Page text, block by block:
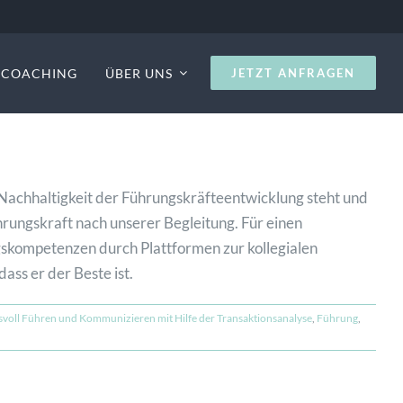
COACHING ÜBER UNS JETZT ANFRAGEN
der Führungskräfteentwicklung steht und
nach unserer Begleitung. Für einen
durch Plattformen zur kollegialen
er der Beste ist.
Führen und Kommunizieren mit Hilfe der Transaktionsanalyse, Führung,